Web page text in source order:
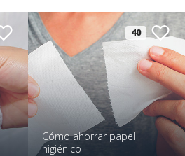
40
Cómo ahorrar papel
higiénico